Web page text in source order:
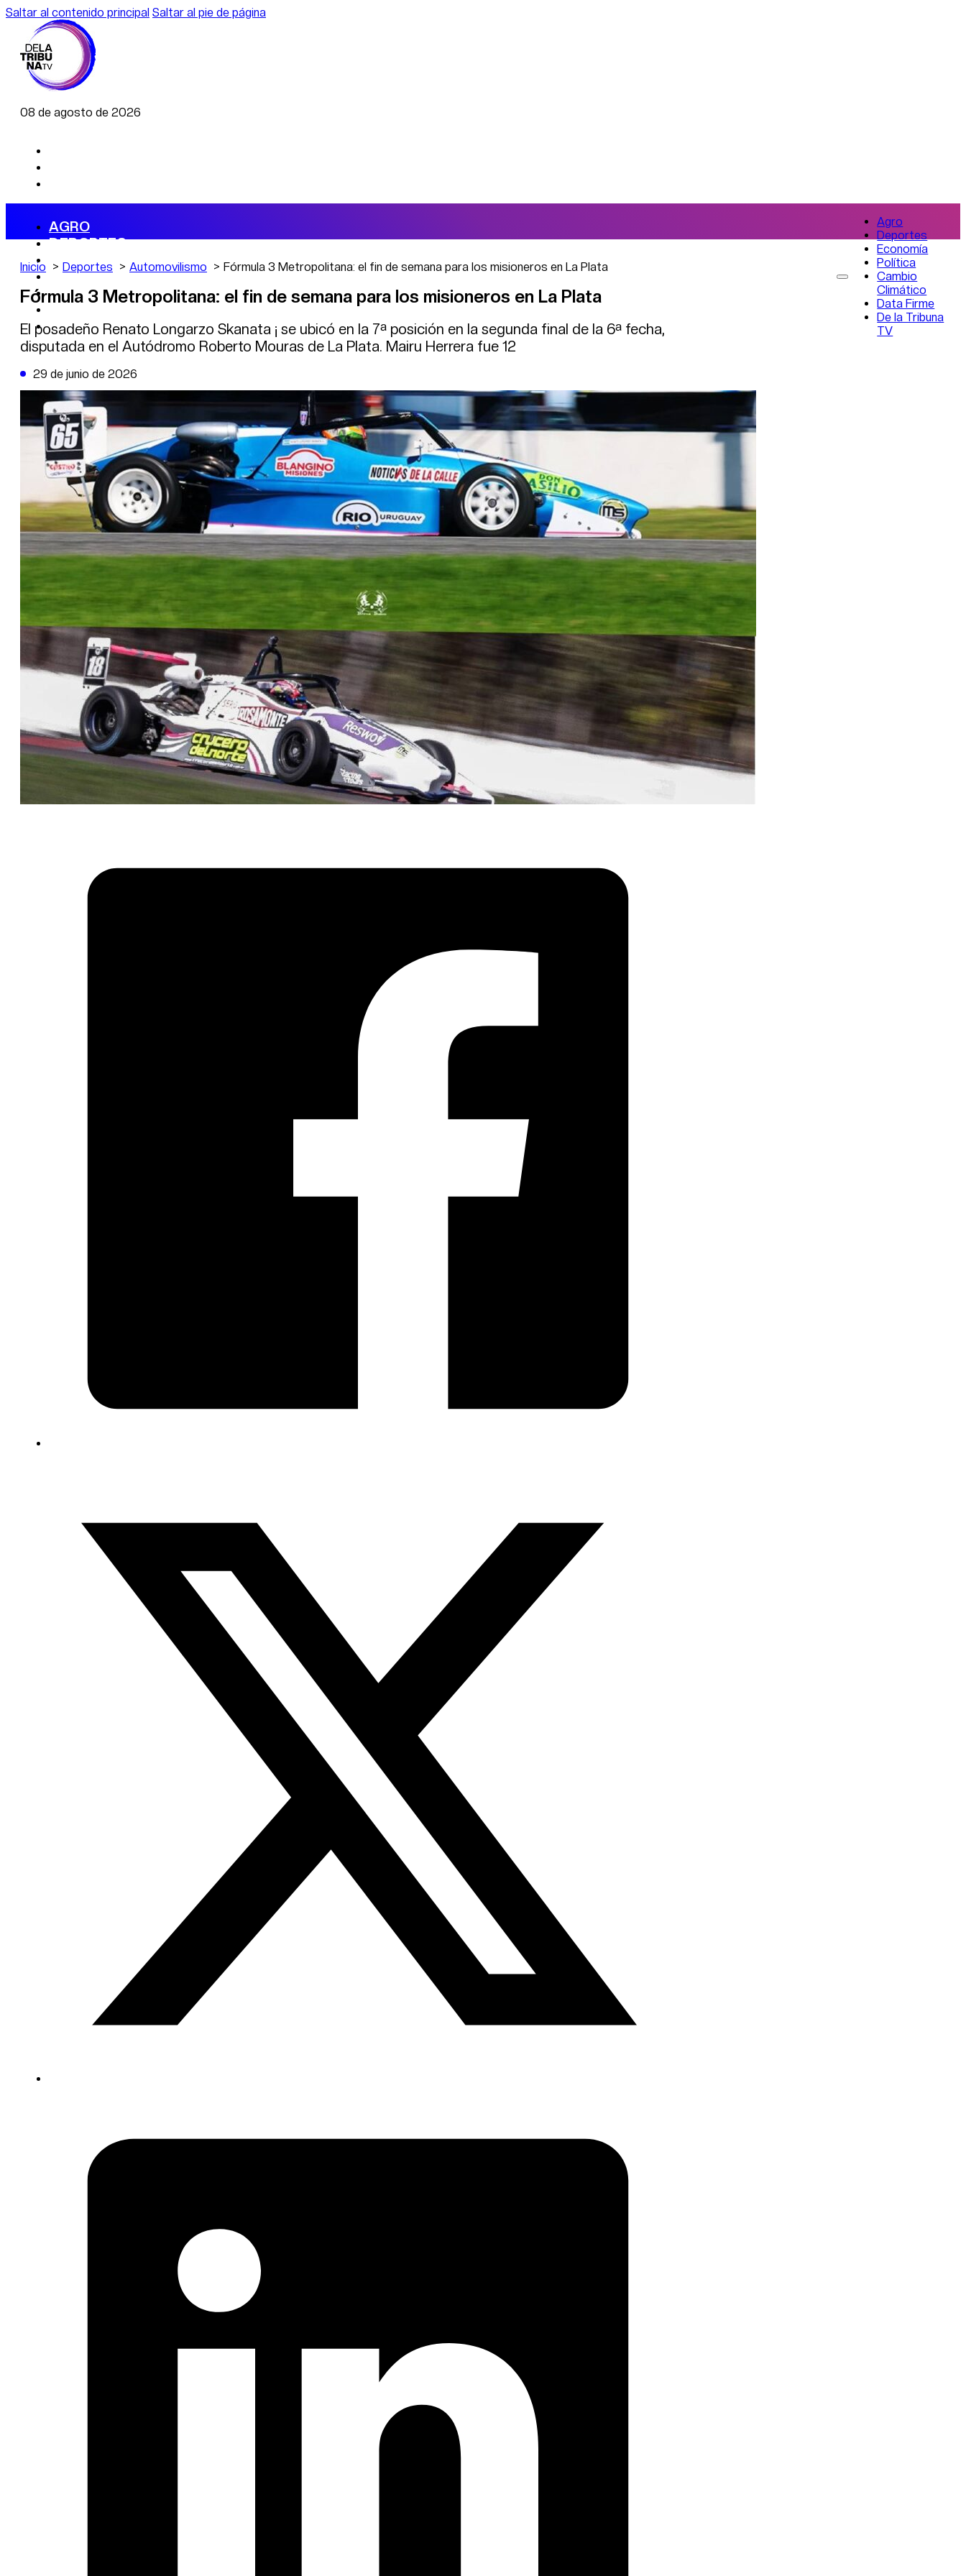
Saltar al contenido principal Saltar al pie de página
08 de agosto de 2026
AGRO
DEPORTES
ECONOMÍA
POLÍTICA
CAMBIO CLIMÁTICO
DE LA TRIBUNA TV
Agro
Deportes
Economía
Política
Cambio
Climático
Data Firme
De la Tribuna
TV
Inicio Deportes Automovilismo Fórmula 3 Metropolitana: el fin de semana para los misioneros en La Plata
Fórmula 3 Metropolitana: el fin de semana para los misioneros en La Plata
El posadeño Renato Longarzo Skanata ¡ se ubicó en la 7ª posición en la segunda final de la 6ª fecha,
disputada en el Autódromo Roberto Mouras de La Plata. Mairu Herrera fue 12
29 de junio de 2026